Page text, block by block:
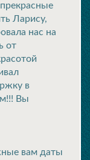
Ларису,
нас на
от
в
Вы
вам даты